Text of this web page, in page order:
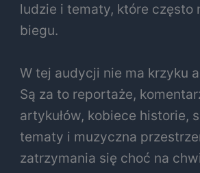
ludzie i tematy, które często
biegu.
W tej audycji nie ma krzyku
Są za to reportaże,
artykułów, kobiece historie,
tematy i muzyczna
zatrzymania się choć na